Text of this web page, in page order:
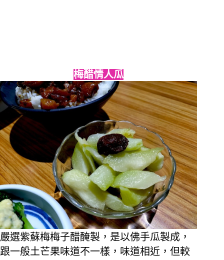
梅醋情人瓜
嚴選紫蘇梅梅子醋醃製，是以佛手瓜製成，
跟一般土芒果味道不一樣，味道相近，但較